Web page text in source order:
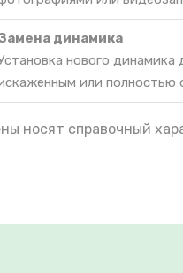
динамика
нового
или полностью
носят справочный